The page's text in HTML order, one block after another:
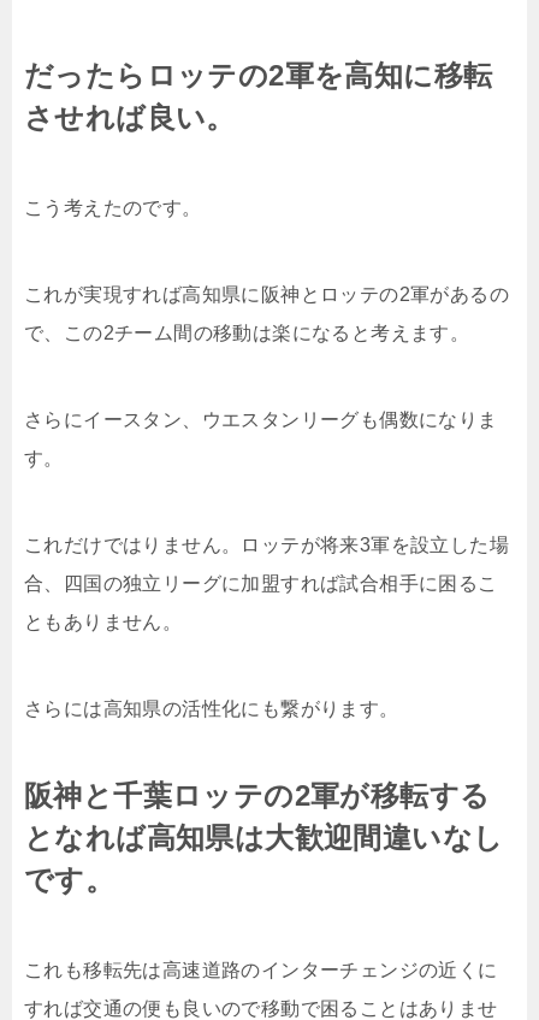
だったらロッテの2軍を高知に移転
させれば良い。
こう考えたのです。
これが実現すれば高知県に阪神とロッテの2軍があるの
で、この2チーム間の移動は楽になると考えます。
さらにイースタン、ウエスタンリーグも偶数になりま
す。
これだけではりません。ロッテが将来3軍を設立した場
合、四国の独立リーグに加盟すれば試合相手に困るこ
ともありません。
さらには高知県の活性化にも繋がります。
阪神と千葉ロッテの2軍が移転する
となれば高知県は大歓迎間違いなし
です。
これも移転先は高速道路のインターチェンジの近くに
すれば交通の便も良いので移動で困ることはありませ